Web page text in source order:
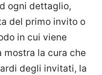
ogni dettaglio,
del primo invito o
in cui viene
la cura che
degli invitati, la